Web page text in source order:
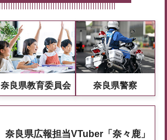
奈良県教育委員会 奈良県警察
奈良県広報担当VTuber「奈々鹿」